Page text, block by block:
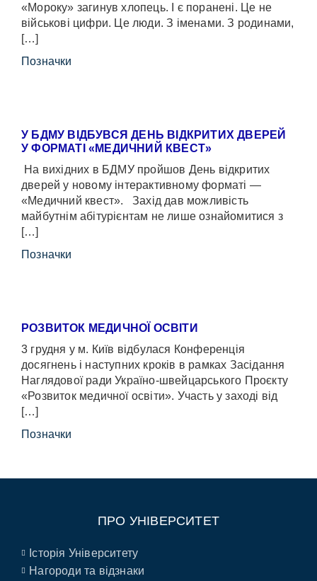
«Мороку» загинув хлопець. І є поранені. Це не
військові цифри. Це люди. З іменами. З родинами,
[…]
Позначки
У БДМУ ВІДБУВСЯ ДЕНЬ ВІДКРИТИХ ДВЕРЕЙ
У ФОРМАТІ «МЕДИЧНИЙ КВЕСТ»
На вихідних в БДМУ пройшов День відкритих
дверей у новому інтерактивному форматі —
«Медичний квест». Захід дав можливість
майбутнім абітурієнтам не лише ознайомитися з
[…]
Позначки
РОЗВИТОК МЕДИЧНОЇ ОСВІТИ
3 грудня у м. Київ відбулася Конференція
досягнень і наступних кроків в рамках Засідання
Наглядової ради Україно-швейцарського Проєкту
«Розвиток медичної освіти». Участь у заході від
[…]
Позначки
ПРО УНІВЕРСИТЕТ
Історія Університету
Нагороди та відзнаки